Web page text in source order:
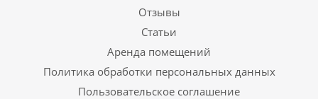
Отзывы
Статьи
Аренда помещений
Политика обработки персональных данных
Пользовательское соглашение